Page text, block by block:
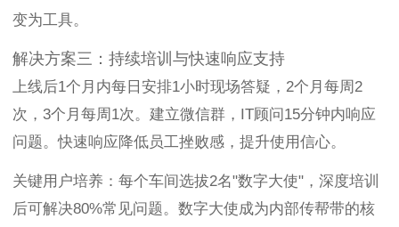
变为工具。
解决方案三：持续培训与快速响应支持
上线后1个月内每日安排1小时现场答疑，2个月每周2
次，3个月每周1次。建立微信群，IT顾问15分钟内响应
问题。快速响应降低员工挫败感，提升使用信心。
关键用户培养：每个车间选拔2名"数字大使"，深度培训
后可解决80%常见问题。数字大使成为内部传帮带的核